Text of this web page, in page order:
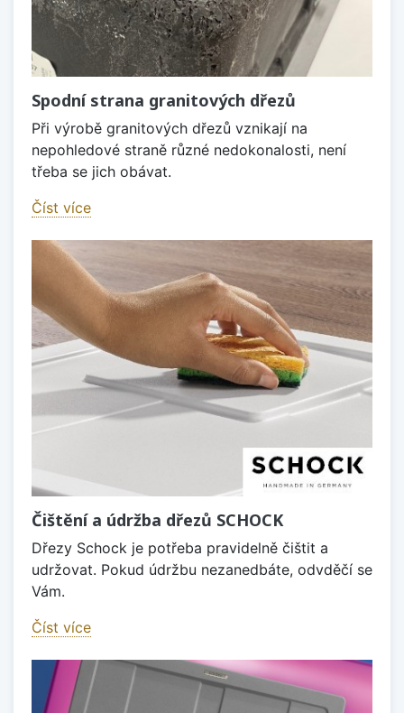
Spodní strana granitových dřezů
Při výrobě granitových dřezů vznikají na
nepohledové straně různé nedokonalosti, není
třeba se jich obávat.
Číst více
Čištění a údržba dřezů SCHOCK
Dřezy Schock je potřeba pravidelně čištit a
udržovat. Pokud údržbu nezanedbáte, odvděčí se
Vám.
Číst více